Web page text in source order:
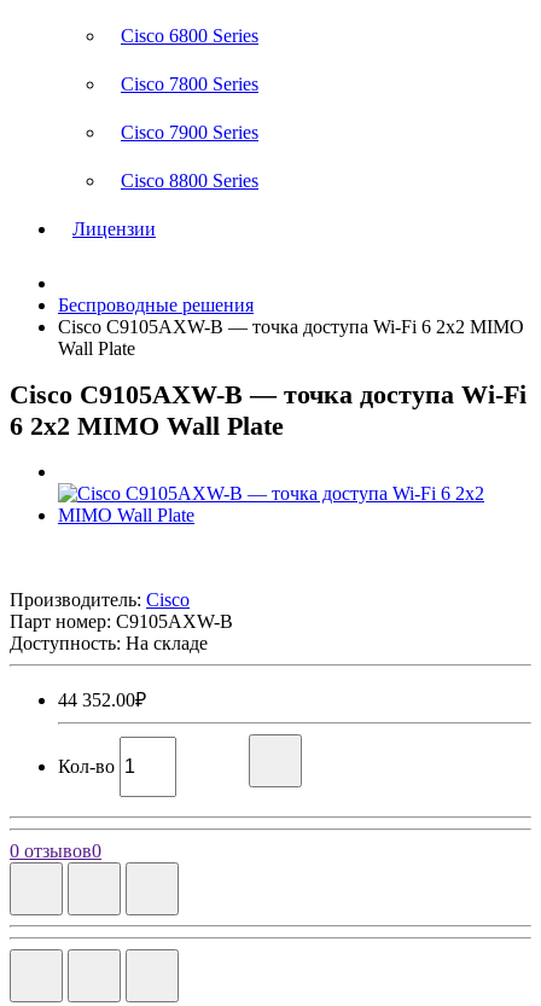
Cisco 6800 Series
Cisco 7800 Series
Cisco 7900 Series
Cisco 8800 Series
Лицензии
Беспроводные решения
Cisco C9105AXW-B — точка доступа Wi-Fi 6 2x2 MIMO
Wall Plate
Cisco C9105AXW-B — точка доступа Wi-Fi
6 2x2 MIMO Wall Plate
Производитель: Cisco
Парт номер: C9105AXW-B
Доступность: На складе
44 352.00₽
Кол-во
0 отзывов0